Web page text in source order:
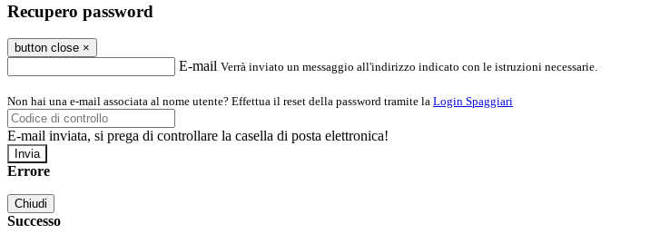
Recupero password
button close ×
E-mail Verrà inviato un messaggio all'indirizzo indicato con le istruzioni necessarie.
Non hai una e-mail associata al nome utente? Effettua il reset della password tramite la Login Spaggiari
E-mail inviata, si prega di controllare la casella di posta elettronica!
Errore
Chiudi
Successo